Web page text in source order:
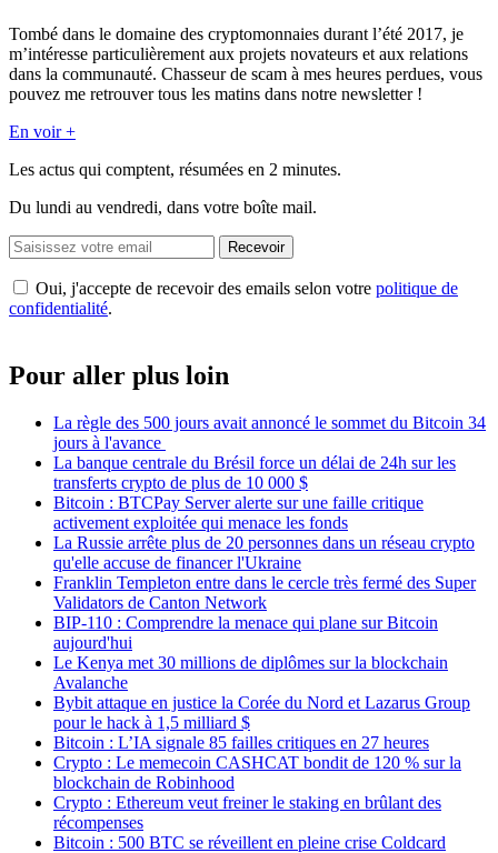
Tombé dans le domaine des cryptomonnaies durant l’été 2017, je
m’intéresse particulièrement aux projets novateurs et aux relations
dans la communauté. Chasseur de scam à mes heures perdues, vous
pouvez me retrouver tous les matins dans notre newsletter !
En voir +
Les actus qui comptent, résumées en 2 minutes.
Du lundi au vendredi, dans votre boîte mail.
Recevoir
Oui, j'accepte de recevoir des emails selon votre politique de
confidentialité.
Pour aller plus loin
La règle des 500 jours avait annoncé le sommet du Bitcoin 34
jours à l'avance
La banque centrale du Brésil force un délai de 24h sur les
transferts crypto de plus de 10 000 $
Bitcoin : BTCPay Server alerte sur une faille critique
activement exploitée qui menace les fonds
La Russie arrête plus de 20 personnes dans un réseau crypto
qu'elle accuse de financer l'Ukraine
Franklin Templeton entre dans le cercle très fermé des Super
Validators de Canton Network
BIP-110 : Comprendre la menace qui plane sur Bitcoin
aujourd'hui
Le Kenya met 30 millions de diplômes sur la blockchain
Avalanche
Bybit attaque en justice la Corée du Nord et Lazarus Group
pour le hack à 1,5 milliard $
Bitcoin : L’IA signale 85 failles critiques en 27 heures
Crypto : Le memecoin CASHCAT bondit de 120 % sur la
blockchain de Robinhood
Crypto : Ethereum veut freiner le staking en brûlant des
récompenses
Bitcoin : 500 BTC se réveillent en pleine crise Coldcard